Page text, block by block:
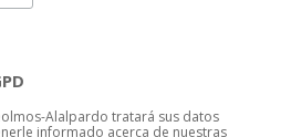
Alalpardo tratará sus datos
informado acerca de nuestras